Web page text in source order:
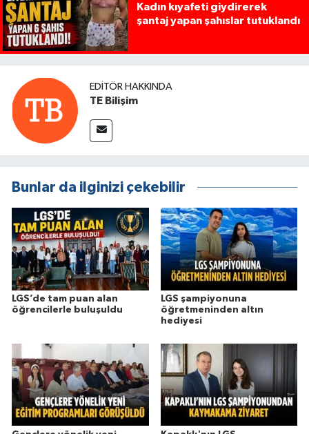
Kadın kıyafeti giydirerek
şantaj yapan şahıslar tutuklandı
EDITÖR HAKKINDA
TE Bilişim
Bunlar da ilginizi çekebilir
LGS’de tam puan alan
öğrencilerle buluşuldu
LGS şampiyonuna
öğretmeninden altın
hediyesi